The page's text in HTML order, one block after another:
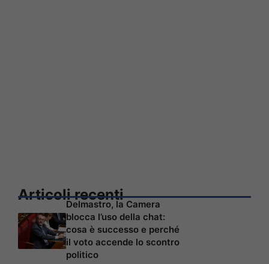
Articoli recenti
Delmastro, la Camera
blocca l’uso della chat:
cosa è successo e perché
il voto accende lo scontro
politico